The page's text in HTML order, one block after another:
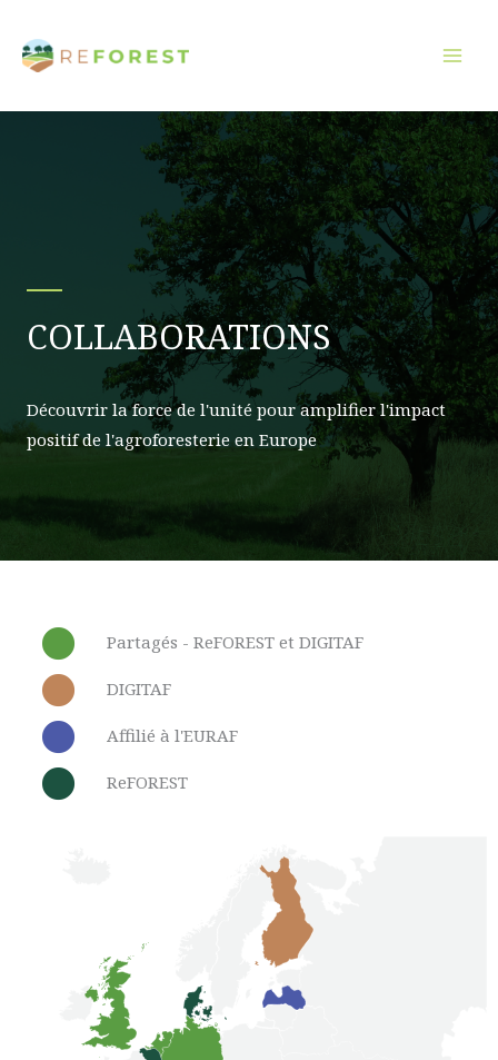
contenu
COLLABORATIONS
Découvrir la force de l'unité pour amplifier l'impact
positif de l'agroforesterie en Europe
Partagés - ReFOREST et DIGITAF
DIGITAF
Affilié à l'EURAF
ReFOREST